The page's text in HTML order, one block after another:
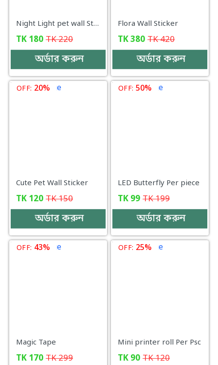
Night Light pet wall Sticker
TK 180 TK220
অর্ডার করুন
Flora Wall Sticker
TK380 TK420
অর্ডার করুন
OFF: 20%
Cute Pet Wall Sticker
TK 120 TK150
অর্ডার করুন
OFF: 50%
LED Butterfly Per piece
TK 99 TK199
অর্ডার করুন
OFF: 43%
Magic Tape
TK 170 TK299
OFF: 25%
Mini printer roll Per Psc
TK 90 TK120